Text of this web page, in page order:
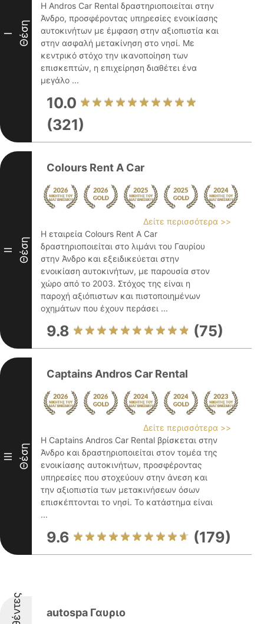
I Θέση
Η Andros Car Rental δραστηριοποιείται στην
Άνδρο, προσφέροντας υπηρεσίες ενοικίασης
αυτοκινήτων με έμφαση στην αξιοπιστία και
στην ασφαλή μετακίνηση στο νησί. Με
κεντρικό στόχο την ικανοποίηση των
επισκεπτών, η επιχείρηση διαθέτει ένα
μεγάλο ...
10.0
(321)
II Θέση
Colours Rent A Car
Δείτε περισσότερα >>
Η εταιρεία Colours Rent A Car
δραστηριοποιείται στο λιμάνι του Γαυρίου
στην Άνδρο και εξειδικεύεται στην
ενοικίαση αυτοκινήτων, με παρουσία στον
χώρο από το 2003. Στόχος της είναι η
παροχή αξιόπιστων και πιστοποιημένων
οχημάτων που έχουν περάσει ...
9.8 (75)
III Θέση
Captains Andros Car Rental
Δείτε περισσότερα >>
Η Captains Andros Car Rental βρίσκεται στην
Άνδρο και δραστηριοποιείται στον τομέα της
ενοικίασης αυτοκινήτων, προσφέροντας
υπηρεσίες που στοχεύουν στην άνεση και
την αξιοπιστία των μετακινήσεων όσων
επισκέπτονται το νησί. Το κατάστημα είναι
...
9.6 (179)
autospa Γαυριο